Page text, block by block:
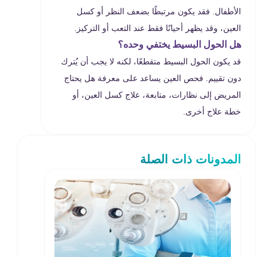
الأطفال. فقد يكون مرتبطًا بضعف النظر أو كسل
العين، وقد يظهر أحيانًا فقط عند التعب أو التركيز.
هل الحول البسيط يختفي وحده؟
قد يكون الحول البسيط متقطعًا، لكنه لا يجب أن يُترك
دون تقييم. فحص العين يساعد على معرفة هل يحتاج
المريض إلى نظارات، متابعة، علاج كسل العين، أو
خطة علاج أخرى.
المدونات ذات الصلة